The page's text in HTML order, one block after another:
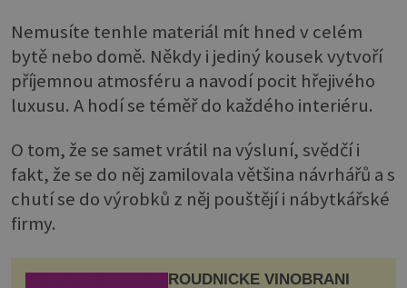
Nemusíte tenhle materiál mít hned v celém
bytě nebo domě. Někdy i jediný kousek vytvoří
příjemnou atmosféru a navodí pocit hřejivého
luxusu. A hodí se téměř do každého interiéru.
O tom, že se samet vrátil na výsluní, svědčí i
fakt, že se do něj zamilovala většina návrhářů a s
chutí se do výrobků z něj pouštějí i nábytkářské
firmy.
ROUDNICKÉ VINOBRANÍ